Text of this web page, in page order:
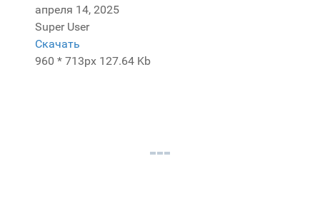
апреля 14, 2025
Super User
Скачать
960 * 713px 127.64 Kb